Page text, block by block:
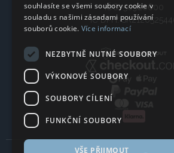
IČO: 50920600
IČ DPH: SK2120525440
souhlasíte se všemi soubory cookie v
souladu s našimi zásadami používání
souborů cookie. Více informací
NEZBYTNĚ NUTNÉ SOUBORY
VÝKONOVÉ SOUBORY
SOUBORY CÍLENÍ
FUNKČNÍ SOUBORY
VŠE PŘIJMOUT